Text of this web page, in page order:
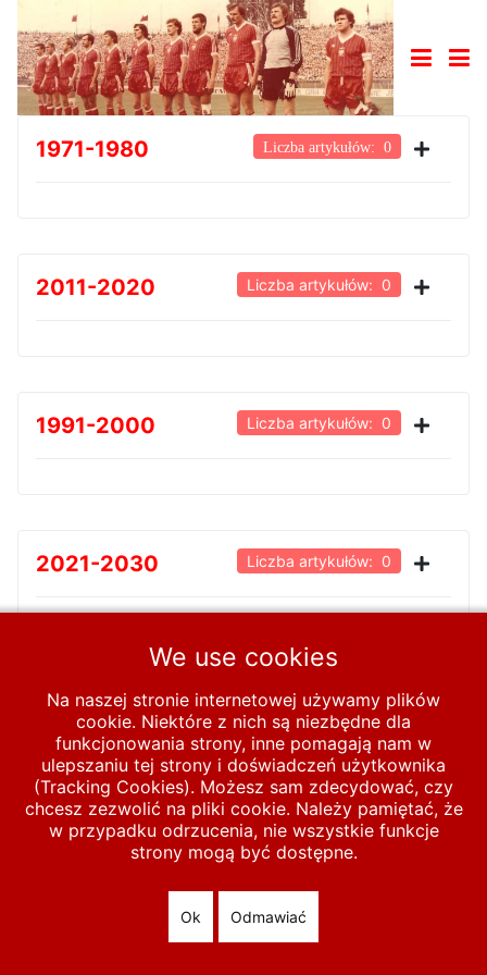
1971-1980 Liczba artykułów: 0
2011-2020 Liczba artykułów: 0
1991-2000 Liczba artykułów: 0
2021-2030 Liczba artykułów: 0
Start MECZE U-17 1991-2000
© 2026 polska-pilka.pl |Tanie strony internetowe All Rights
Reserved
We use cookies
Na naszej stronie internetowej używamy plików
cookie. Niektóre z nich są niezbędne dla
funkcjonowania strony, inne pomagają nam w
ulepszaniu tej strony i doświadczeń użytkownika
(Tracking Cookies). Możesz sam zdecydować, czy
chcesz zezwolić na pliki cookie. Należy pamiętać, że
w przypadku odrzucenia, nie wszystkie funkcje
strony mogą być dostępne.
Ok Odmawiać